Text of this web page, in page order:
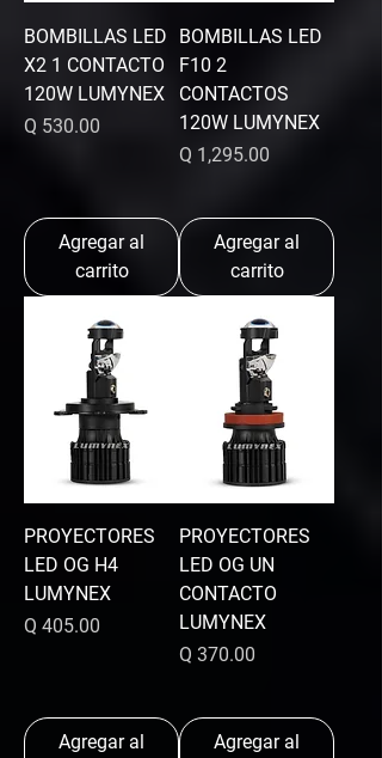
BOMBILLAS LED
X2 1 CONTACTO
120W LUMYNEX
Precio
Q 530.00
Agregar al
carrito
BOMBILLAS LED
F10 2
CONTACTOS
120W LUMYNEX
Precio
Q 1,295.00
Agregar al
carrito
PROYECTORES
LED OG H4
LUMYNEX
Precio
Q 405.00
Agregar al
PROYECTORES
LED OG UN
CONTACTO
LUMYNEX
Precio
Q 370.00
Agregar al